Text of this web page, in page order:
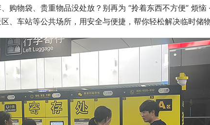
购物袋、贵重物品没处放？别再为 “拎着东西不方便” 烦
、车站等公共场所，用安全与便捷，帮你轻松解决临时储物